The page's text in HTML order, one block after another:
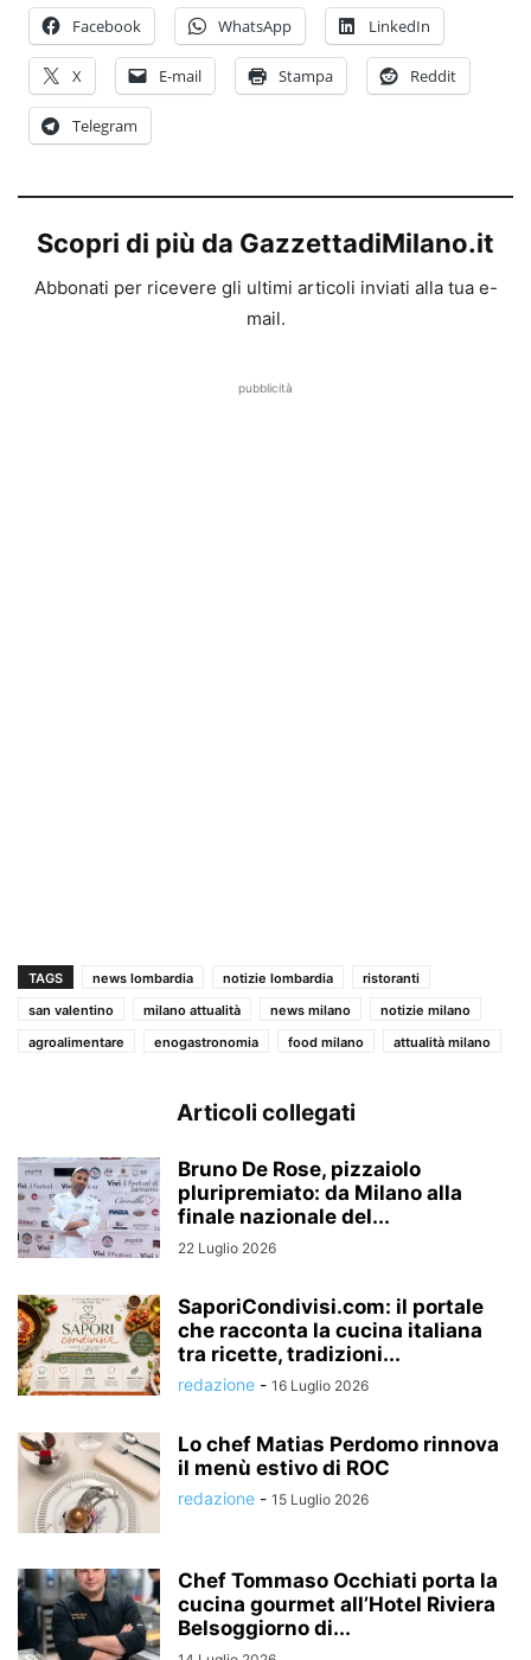
Facebook WhatsApp LinkedIn
X E-mail Stampa Reddit
Telegram
Scopri di più da GazzettadiMilano.it
Abbonati per ricevere gli ultimi articoli inviati alla tua e-
mail.
pubblicità
TAGS news lombardia notizie lombardia
ristoranti
san valentino
milano attualità news milano
notizie milano
agroalimentare
enogastronomia food milano attualità milano
Articoli collegati
Bruno De Rose, pizzaiolo
pluripremiato: da Milano alla
finale nazionale del...
22 Luglio 2026
SaporiCondivisi.com: il portale
che racconta la cucina italiana
tra ricette, tradizioni...
redazione - 16 Luglio 2026
Lo chef Matias Perdomo rinnova
il menù estivo di ROC
redazione - 15 Luglio 2026
Chef Tommaso Occhiati porta la
cucina gourmet all’Hotel Riviera
Belsoggiorno di...